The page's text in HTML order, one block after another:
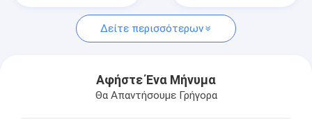
Λεωφορείο ποδιών αερολιμένων
Αυτοπροωθούμενα σκαλοπάτια επιβατών
Δείτε περισσότερων
Αφήστε Ένα Μήνυμα
Θα Απαντήσουμε Γρήγορα